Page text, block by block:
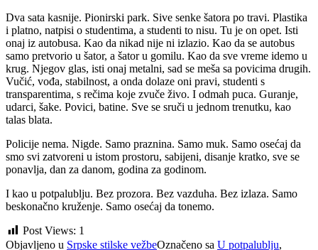
Dva sata kasnije. Pionirski park. Sive senke šatora po travi. Plastika
i platno, natpisi o studentima, a studenti to nisu. Tu je on opet. Isti
onaj iz autobusa. Kao da nikad nije ni izlazio. Kao da se autobus
samo pretvorio u šator, a šator u gomilu. Kao da sve vreme idemo u
krug. Njegov glas, isti onaj metalni, sad se meša sa povicima drugih.
Vučić, vođa, stabilnost, a onda dolaze oni pravi, studenti s
transparentima, s rečima koje zvuče živo. I odmah puca. Guranje,
udarci, šake. Povici, batine. Sve se sruči u jednom trenutku, kao
talas blata.
Policije nema. Nigde. Samo praznina. Samo muk. Samo osećaj da
smo svi zatvoreni u istom prostoru, sabijeni, disanje kratko, sve se
ponavlja, dan za danom, godina za godinom.
I kao u potpalublju. Bez prozora. Bez vazduha. Bez izlaza. Samo
beskonačno kruženje. Samo osećaj da tonemo.
Post Views: 1
Objavljeno u Srpske stilske vežbeOznačeno sa U potpalublju,